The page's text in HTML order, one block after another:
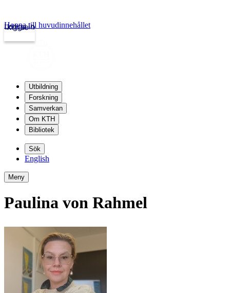
kth.se
Logga in
Hoppa till huvudinnehållet
Utbildning
Forskning
Samverkan
Om KTH
Bibliotek
Sök
English
Meny
Paulina von Rahmel